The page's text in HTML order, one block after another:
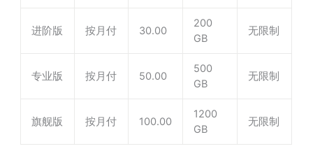
进阶版 按月付 30.00
200
GB
无限制
专业版 按月付 50.00
500
GB
无限制
旗舰版 按月付 100.00
1200
GB
无限制